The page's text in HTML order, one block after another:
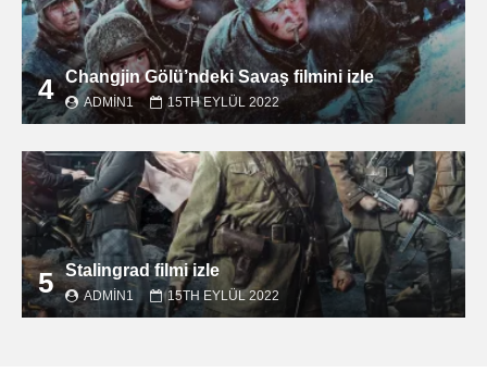
4 Changjin Gölü’ndeki Savaş filmini izle
ADMIN1 15TH EYLÜL 2022
5 Stalingrad filmi izle
ADMIN1 15TH EYLÜL 2022